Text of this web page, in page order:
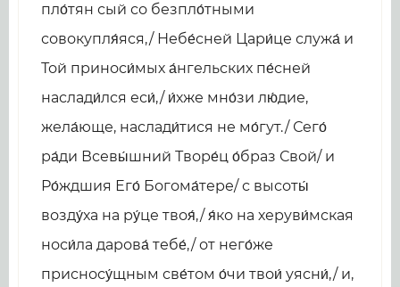
пло́тян сый со безпло́тными
совокупля́яся,/ Небе́сней Цари́це служа́ и
Той приноси́мых а́нгельских пе́сней
наслади́лся еси́,/ и́хже мно́зи лю́дие,
жела́юще, наслади́тися не мо́гут./ Сего́
ра́ди Всевы́шний Творе́ц о́браз Свой/ и
Ро́ждшия Его́ Богома́тере/ с высоты́
возду́ха на ру́це твоя́,/ я́ко на херуви́мская
носи́ла дарова́ тебе́,/ от него́же
присносу́щным све́том о́чи твои́ уясни́,/ и,